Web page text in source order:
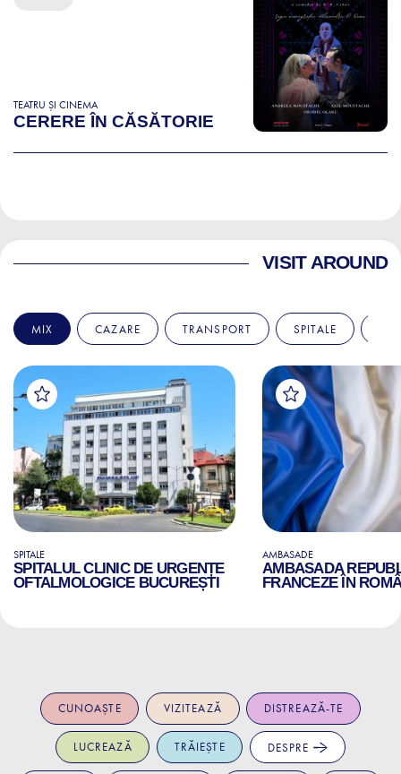
TEATRU ȘI CINEMA
CERERE ÎN CĂSĂTORIE
VISIT AROUND
MIX CAZARE TRANSPORT SPITALE
SPITALE
SPITALUL CLINIC DE URGENȚE
OFTALMOLOGICE BUCUREȘTI
AMBASADE
AMBASADA
FRANCEZE ÎN
CUNOAȘTE VIZITEAZĂ DISTREAZĂ-TE
LUCREAZĂ TRĂIEȘTE DESPRE